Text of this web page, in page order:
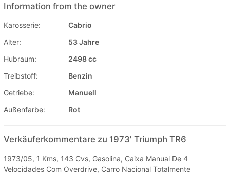
Information from the owner
Karosserie:
Cabrio
Alter:
53 Jahre
Hubraum:
2498 cc
Treibstoff:
Benzin
Getriebe:
Manuell
Außenfarbe:
Rot
Verkäuferkommentare zu 1973' Triumph TR6
1973/05, 1 Kms, 143 Cvs, Gasolina, Caixa Manual De 4
Velocidades Com Overdrive, Carro Nacional Totalmente